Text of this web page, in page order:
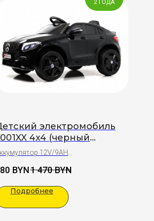
2 ГОДА
электромобиль
4x4 (черный
12V/9АН
1-6 лет
сборка
бант на капот
BYN1 470 BYN
Подробнее